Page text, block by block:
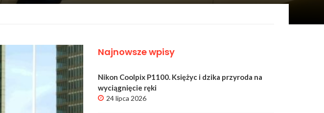
Najnowsze wpisy
Nikon Coolpix P1100. Księżyc i dzika przyroda na
wyciągnięcie ręki
24 lipca 2026